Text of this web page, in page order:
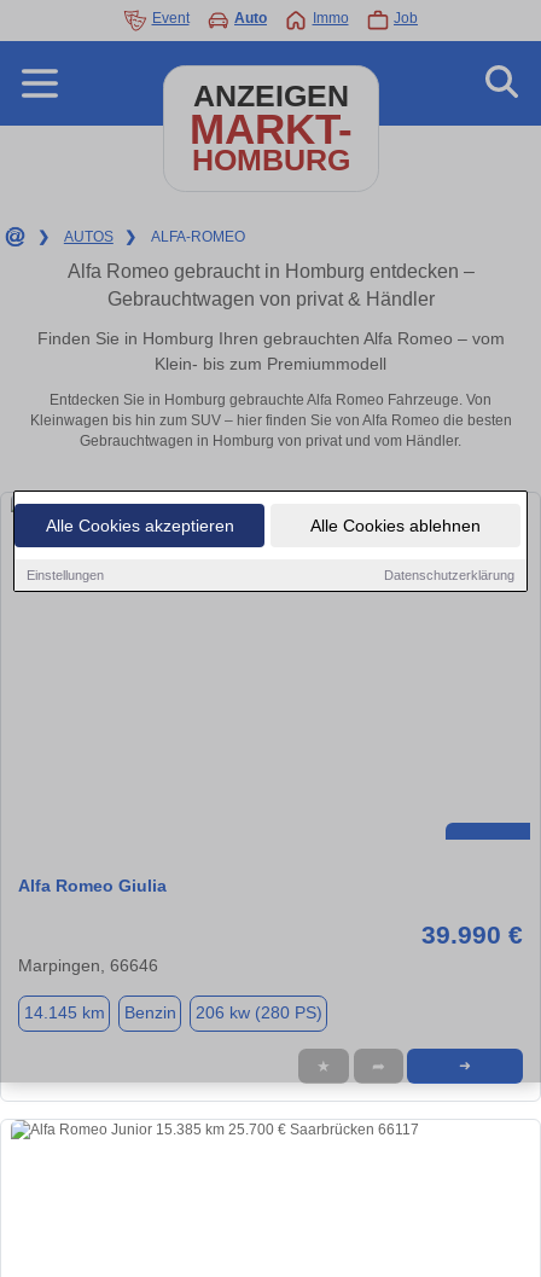
Alle Cookies akzeptieren Alle Cookies ablehnen
Einstellungen Datenschutzerklärung
Event Auto Immo Job
ANZEIGEN
MARKT-
HOMBURG
❯ AUTOS ❯ ALFA-ROMEO
Alfa Romeo gebraucht in Homburg entdecken –
Gebrauchtwagen von privat & Händler
Finden Sie in Homburg Ihren gebrauchten Alfa Romeo – vom
Klein- bis zum Premiummodell
Entdecken Sie in Homburg gebrauchte Alfa Romeo Fahrzeuge. Von
Kleinwagen bis hin zum SUV – hier finden Sie von Alfa Romeo die besten
Gebrauchtwagen in Homburg von privat und vom Händler.
Alfa Romeo Giulia
39.990 €
Marpingen, 66646
14.145 km Benzin 206 kw (280 PS)
★ ➦ ➜